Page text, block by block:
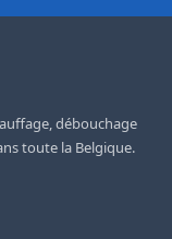
débouchage
toute la Belgique.